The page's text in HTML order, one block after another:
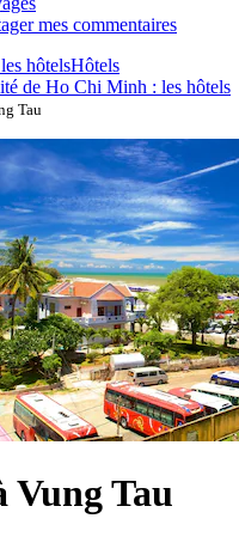
mes commentaires
hôtelsHôtels
de Ho Chi Minh : les hôtels
Tau
Vung Tau